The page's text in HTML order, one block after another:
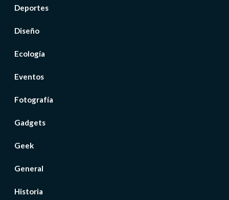
Deportes
Diseño
Ecología
Eventos
Fotografía
Gadgets
Geek
General
Historia